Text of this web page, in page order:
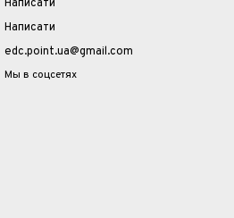
Написати
Написати
edc.point.ua@gmail.com
Мы в соцсетях